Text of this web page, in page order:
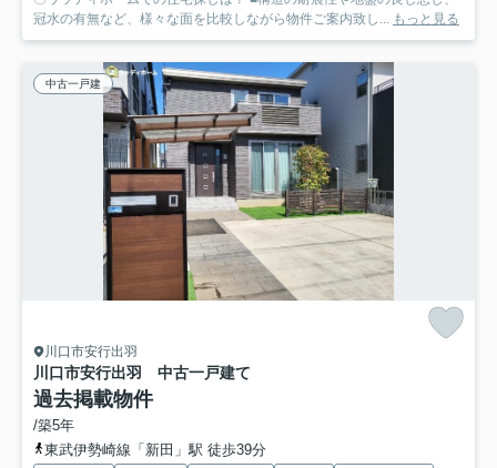
冠水の有無など、様々な面を比較しながら物件ご案内致し...
もっと見る
中古一戸建
川口市安行出羽
川口市安行出羽 中古一戸建て
過去掲載物件
/築5年
東武伊勢崎線「新田」駅 徒歩39分